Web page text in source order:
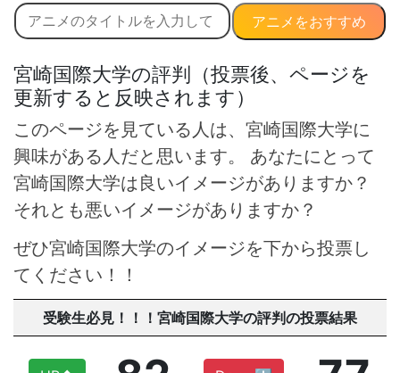
アニメをおすすめ
宮崎国際大学の評判（投票後、ページを
更新すると反映されます）
このページを見ている人は、宮崎国際大学に
興味がある人だと思います。 あなたにとって
宮崎国際大学は良いイメージがありますか？
それとも悪いイメージがありますか？
ぜひ宮崎国際大学のイメージを下から投票し
てください！！
受験生必見！！！宮崎国際大学の評判の投票結果